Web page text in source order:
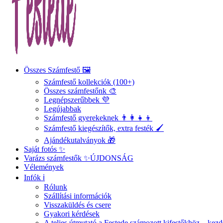
Összes Számfestő 🖼️
Számfestő kollekciók (100+)
Összes számfestőnk 🎨
Legnépszerűbbek 💜
Legújabbak
Számfestő gyerekeknek 👨‍👩‍👧‍👦
Számfestő kiegészítők, extra festék 🖌️
Ajándékutalványok 🎁
Saját fotós ✨
Varázs számfestők ✨ÚJDONSÁG
Vélemények
Infók ℹ️
Rólunk
Szállítási információk
Visszaküldés és csere
Gyakori kérdések